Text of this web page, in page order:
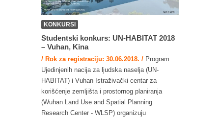
KONKURSI
Studentski konkurs: UN-HABITAT 2018
– Vuhan, Kina
/ Rok za registraciju: 30.06.2018. / Program
Ujedinjenih nacija za ljudska naselja (UN-
HABITAT) i Vuhan Istraživački centar za
korišćenje zemljišta i prostornog planiranja
(Wuhan Land Use and Spatial Planning
Research Center - WLSP) organizuju